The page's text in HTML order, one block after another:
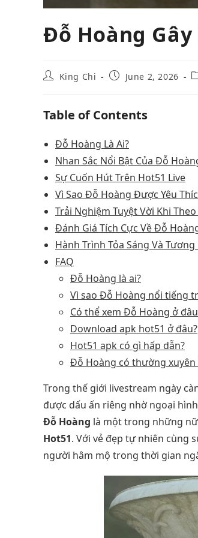
Đỗ Hoàng
King Chi June 2, 2026
Table of Contents
Đỗ Hoàng Là Ai?
Nhan Sắc Nổi Bật Của Đỗ
Sự Cuốn Hút Trên Hot51 Live
Vì Sao Đỗ Hoàng Được Yêu
Trải Nghiệm Tuyệt Vời Khi
Đánh Giá Tích Cực Về Đỗ
Hành Trình Tỏa Sáng Và
FAQ
Đỗ Hoàng là ai?
Vì sao Đỗ Hoàng nổi tiếng
Có thể xem Đỗ Hoàng ở
Download apk hot51 ở đâu?
Hot51 apk có gì hấp dẫn?
Đỗ Hoàng có thường
Trong thế giới livestream ngày
được dấu ấn riêng nhờ ngoại
Đỗ Hoàng là một trong những
Hot51. Với vẻ đẹp tự nhiên cùng
người hâm mộ trong thời gian